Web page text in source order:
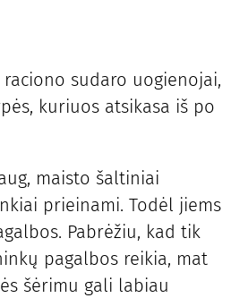
sudaro uogienojai,
kuriuos atsikasa iš po
maisto šaltiniai
prieinami. Todėl jiems
Pabrėžiu, kad tik
pagalbos reikia, mat
šėrimu gali labiau